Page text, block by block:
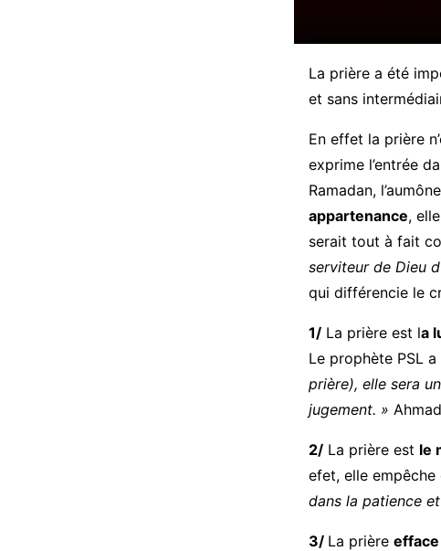
La prière a été
et sans
En effet la prière
exprime l’entrée
Ramadan,
appartenance,
serait tout à fait
serviteur de Dieu
qui différencie le
1/ La prière est la
Le prophète PSL
prière), elle sera
jugement. »
2/ La prière est le
efet, elle
dans la patience
3/ La prière